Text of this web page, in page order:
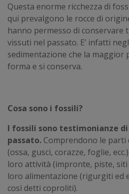
Questa enorme ricchezza di
qui prevalgono le rocce di
hanno permesso di conservare
vissuti nel passato. E’ infatti
sedimentazione che la maggior
forma e si conserva.
Cosa sono i fossili?
I fossili sono testimonianze
passato. Comprendono le
(ossa, gusci, corazze, foglie,
loro attività (impronte, piste, siti
loro alimentazione (rigurgiti ed
così detti coproliti).